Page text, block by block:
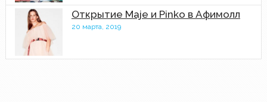
Открытие Maje и Pinko в Афимолл
20 марта, 2019